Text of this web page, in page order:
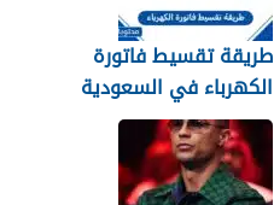
طريقة تقسيط فاتورة
الكهرباء في السعودية
1448 – 2026